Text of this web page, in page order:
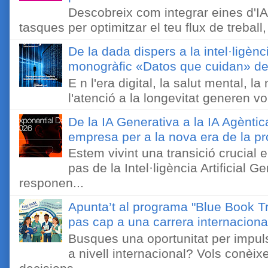
Descobreix com integrar eines
tasques per optimitzar el teu flux de
De la dada dispers a la
monogràfic «Datos que cuidan»
E n l'era digital, la salut mental, la
l'atenció a la longevitat generen
De la IA Generativa a la IA
empresa per a la nova era de la
Estem vivint una transició crucial
pas de la Intel·ligència Artificial
responen...
Apunta’t al programa "Blue Book
pas cap a una carrera
Busques una oportunitat per
a nivell internacional? Vols